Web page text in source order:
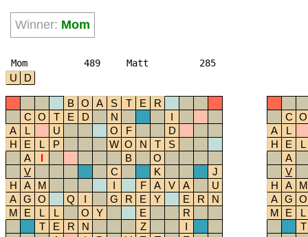
Winner: Mom
Mom 489
U D
Matt 285
B O A S T E
R
C O T E D N
I
A
L U O F
D
H
E L P W O N T
S
A
I B
O
V
C K
J
H
A M I F A V A
U
A G O Q I G R E Y E R
N
M
E L L O Y E
R
T
E R N Z
I
C O
A
L
H
E
L
A
V
H
A
M
A G O
M
E
L
T